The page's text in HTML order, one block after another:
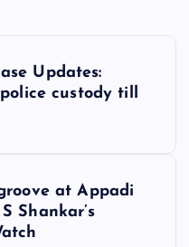
Updates:
custody till
at Appadi
Shankar’s